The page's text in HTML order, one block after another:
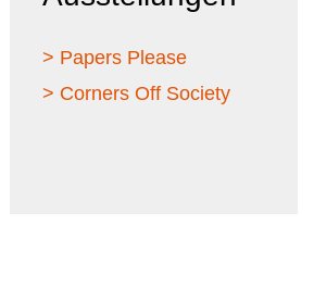
> Papers Please
> Corners Off Society